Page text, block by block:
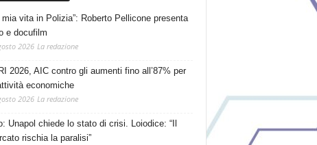
mia vita in Polizia”: Roberto Pellicone presenta
e docufilm
2026 La redazione
2026, AIC contro gli aumenti fino all’87% per
economiche
2026 La redazione
Unapol chiede lo stato di crisi. Loiodice: “Il
rischia la paralisi”